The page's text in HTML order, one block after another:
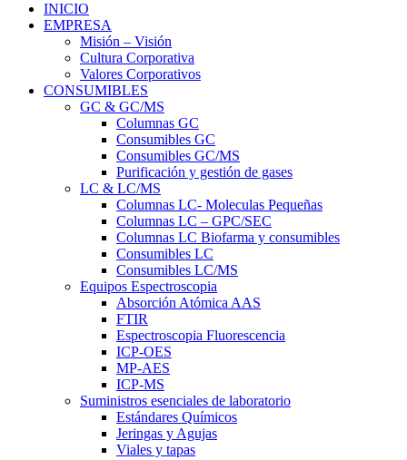
INICIO
EMPRESA
Misión – Visión
Cultura Corporativa
Valores Corporativos
CONSUMIBLES
GC & GC/MS
Columnas GC
Consumibles GC
Consumibles GC/MS
Purificación y gestión de gases
LC & LC/MS
Columnas LC- Moleculas Pequeñas
Columnas LC – GPC/SEC
Columnas LC Biofarma y consumibles
Consumibles LC
Consumibles LC/MS
Equipos Espectroscopia
Absorción Atómica AAS
FTIR
Espectroscopia Fluorescencia
ICP-OES
MP-AES
ICP-MS
Suministros esenciales de laboratorio
Estándares Químicos
Jeringas y Agujas
Viales y tapas